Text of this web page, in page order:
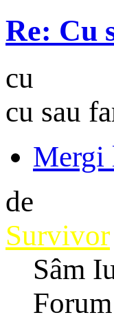
Re: Cu
cu
cu sau
Mergi
de
Survivor
Sâm